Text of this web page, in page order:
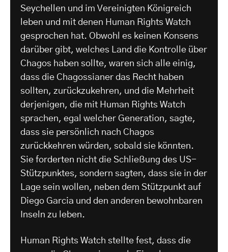
Seychellen und im Vereinigten Königreich
leben und mit denen Human Rights Watch
gesprochen hat. Obwohl es keinen Konsens
darüber gibt, welches Land die Kontrolle über
Chagos haben sollte, waren sich alle einig,
dass die Chagossianer das Recht haben
sollten, zurückzukehren, und die Mehrheit
derjenigen, die mit Human Rights Watch
sprachen, egal welcher Generation, sagte,
dass sie persönlich nach Chagos
zurückkehren würden, sobald sie könnten.
Sie forderten nicht die Schließung des US-
Stützpunktes, sondern sagten, dass sie in der
Lage sein wollen, neben dem Stützpunkt auf
Diego Garcia und den anderen bewohnbaren
Inseln zu leben.
Human Rights Watch stellte fest, dass die